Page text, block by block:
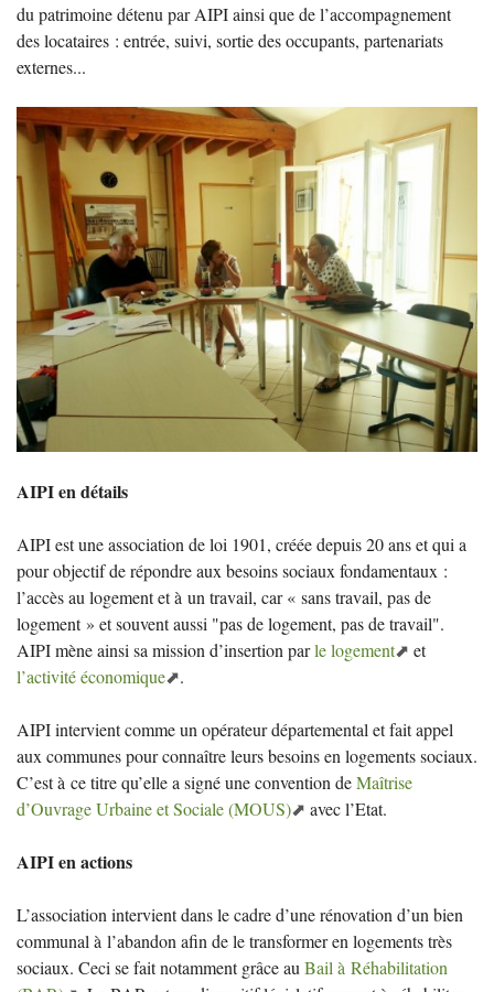
du patrimoine détenu parAIPIainsi que de l’accompagnement
des locataires : entrée, suivi, sortie des occupants, partenariats
externes...
AIPIen détails
AIPIest une association de loi 1901, créée depuis 20 ans et qui a
pour objectif de répondre aux besoins sociaux fondamentaux :
l’accès au logement et à un travail, car « sans travail, pas de
logement » et souvent aussi "pas de logement, pas de travail".
AIPImène ainsi sa mission d’insertion parle logement
et
l’activité économique
.
AIPIintervient comme un opérateur départemental et fait appel
aux communes pour connaître leurs besoins en logements sociaux.
C’est à ce titre qu’elle a signé une convention deMaîtrise
d’Ouvrage Urbaine et Sociale (MOUS) avec l’Etat.
AIPIen actions
L’association intervient dans le cadre d’une rénovation d’un bien
communal à l’abandon afin de le transformer en logements très
sociaux. Ceci se fait notamment grâce auBail à Réhabilitation